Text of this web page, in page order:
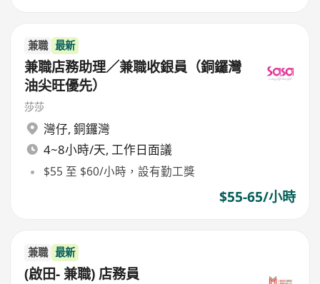
兼職 最新
兼職店務助理／兼職收銀員（銅鑼灣
油尖旺優先）
莎莎
灣仔, 銅鑼灣
4~8小時/天, 工作日面議
$55 至 $60/小時，設有勤工獎
$55-65/小時
兼職 最新
(啟田- 兼職) 店務員